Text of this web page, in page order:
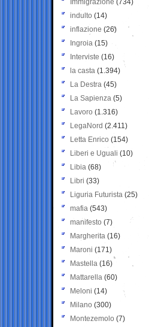
Immigrazione (734)
indulto (14)
inflazione (26)
Ingroia (15)
Interviste (16)
la casta (1.394)
La Destra (45)
La Sapienza (5)
Lavoro (1.316)
LegaNord (2.411)
Letta Enrico (154)
Liberi e Uguali (10)
Libia (68)
Libri (33)
Liguria Futurista (25)
mafia (543)
manifesto (7)
Margherita (16)
Maroni (171)
Mastella (16)
Mattarella (60)
Meloni (14)
Milano (300)
Montezemolo (7)